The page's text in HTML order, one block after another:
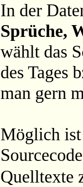
In der
Sprüche,
wählt das
des Tages
man gern
Möglich ist
Quelltexte